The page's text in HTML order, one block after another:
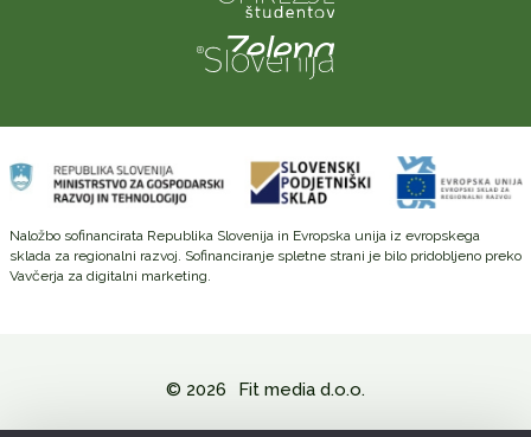
Naložbo sofinancirata Republika Slovenija in Evropska unija iz evropskega
sklada za regionalni razvoj. Sofinanciranje spletne strani je bilo pridobljeno preko
Vavčerja za digitalni marketing.
© 2026 Fit media d.o.o.